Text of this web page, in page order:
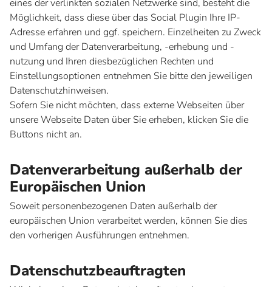
eines der verlinkten sozialen Netzwerke sind, besteht die
Möglichkeit, dass diese über das Social Plugin Ihre IP-
Adresse erfahren und ggf. speichern. Einzelheiten zu Zweck
und Umfang der Datenverarbeitung, -erhebung und -
nutzung und Ihren diesbezüglichen Rechten und
Einstellungsoptionen entnehmen Sie bitte den jeweiligen
Datenschutzhinweisen.
Sofern Sie nicht möchten, dass externe Webseiten über
unsere Webseite Daten über Sie erheben, klicken Sie die
Buttons nicht an.
Datenverarbeitung außerhalb der
Europäischen Union
Soweit personenbezogenen Daten außerhalb der
europäischen Union verarbeitet werden, können Sie dies
den vorherigen Ausführungen entnehmen.
Datenschutzbeauftragten